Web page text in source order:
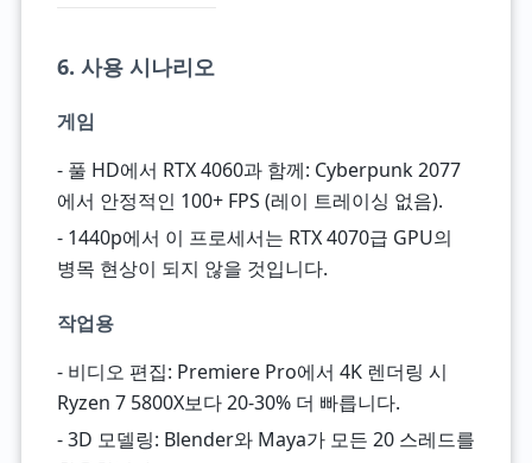
6. 사용 시나리오
게임
- 풀 HD에서 RTX 4060과 함께: Cyberpunk 2077
에서 안정적인 100+ FPS (레이 트레이싱 없음).
- 1440p에서 이 프로세서는 RTX 4070급 GPU의
병목 현상이 되지 않을 것입니다.
작업용
- 비디오 편집: Premiere Pro에서 4K 렌더링 시
Ryzen 7 5800X보다 20-30% 더 빠릅니다.
- 3D 모델링: Blender와 Maya가 모든 20 스레드를